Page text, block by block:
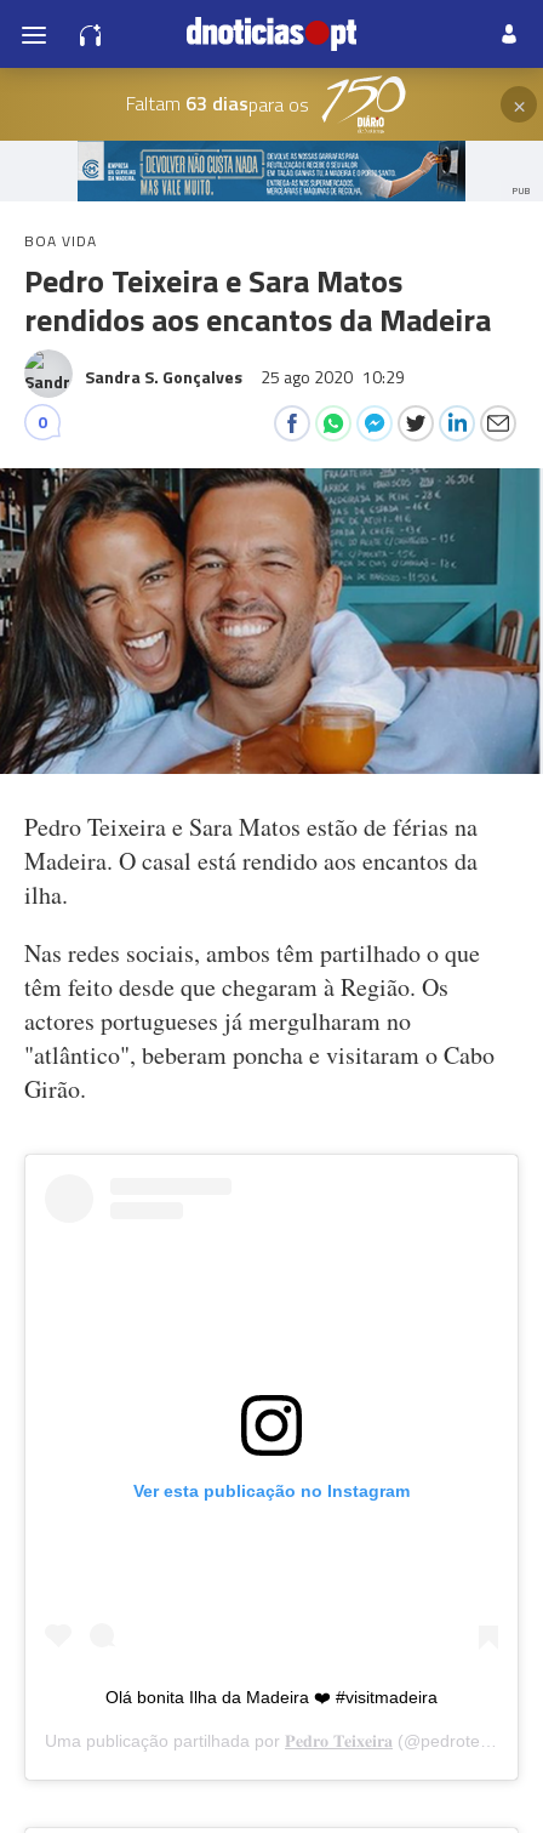
Faltam 63 diaspara os ×
PUB
BOA VIDA
Pedro Teixeira e Sara Matos
rendidos aos encantos da Madeira
Sandra S. Gonçalves 25 ago 2020 10:29
0
Pedro Teixeira e Sara Matos estão de férias na
Madeira. O casal está rendido aos encantos da
ilha.
Nas redes sociais, ambos têm partilhado o que
têm feito desde que chegaram à Região. Os
actores portugueses já mergulharam no
"atlântico", beberam poncha e visitaram o Cabo
Girão.
Ver esta publicação no Instagram
Olá bonita Ilha da Madeira ❤️ #visitmadeira
Uma publicação partilhada por 𝐏𝐞𝐝𝐫𝐨 𝐓𝐞𝐢𝐱𝐞𝐢𝐫𝐚 (@pedroteixeiraoficial) a